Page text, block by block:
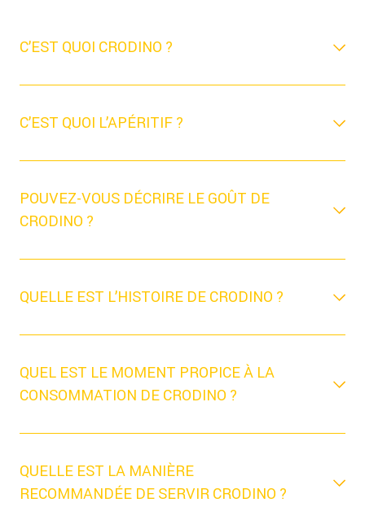
C’EST QUOI CRODINO ?
C’EST QUOI L’APÉRITIF ?
POUVEZ-VOUS DÉCRIRE LE GOÛT DE
CRODINO ?
QUELLE EST L’HISTOIRE DE CRODINO ?
QUEL EST LE MOMENT PROPICE À LA
CONSOMMATION DE CRODINO ?
QUELLE EST LA MANIÈRE
RECOMMANDÉE DE SERVIR CRODINO ?